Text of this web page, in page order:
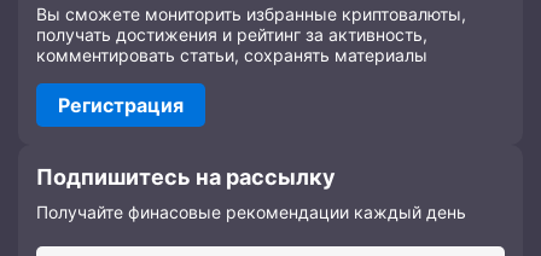
Вы сможете мониторить избранные криптовалюты,
получать достижения и рейтинг за активность,
комментировать статьи, сохранять материалы
Регистрация
Подпишитесь на рассылку
Получайте финасовые рекомендации каждый день